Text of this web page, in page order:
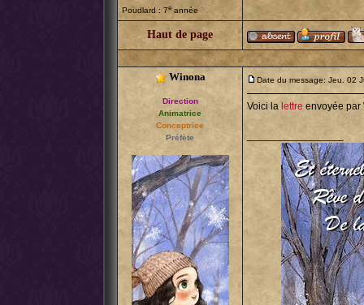
Poudlard : 7e année
Haut de page
Winona
Direction
Animatrice
Conceptrice
Préfète
Date du message: Jeu. 02
Voici la lettre envoyée par